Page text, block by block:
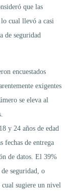
que las
cual llevó a casi
de seguridad
encuestados
exigentes
se eleva al
y 24 años de edad
fechas de entrega
de datos. El 39%
seguridad, o
cual sugiere un nivel